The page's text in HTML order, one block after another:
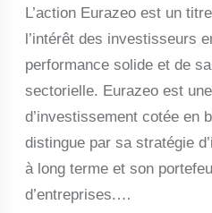
L’action Eurazeo est un
l’intérêt des investisseurs
performance solide et de
sectorielle. Eurazeo est
d’investissement cotée en
distingue par sa stratégie
à long terme et son
d’entreprises.…